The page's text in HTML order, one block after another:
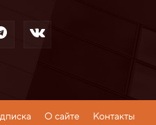
О сайте Контакты